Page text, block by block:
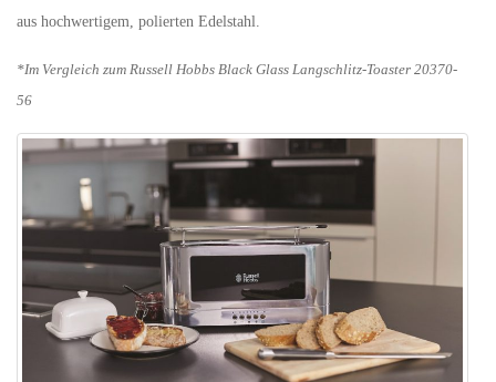
aus hochwertigem, polierten Edelstahl.
*Im Vergleich zum Russell Hobbs Black Glass Langschlitz-Toaster 20370-
56